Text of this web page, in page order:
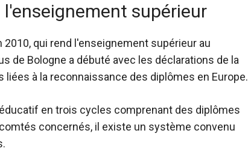
supérieur
qui rend l'enseignement supérieur au
de Bologne a débuté avec les déclarations de la
à la reconnaissance des diplômes en Europe.
en trois cycles comprenant des diplômes
concernés, il existe un système convenu